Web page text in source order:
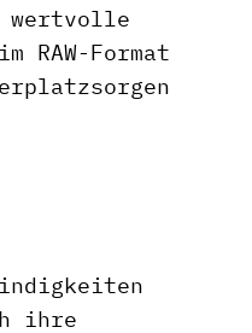
wertvolle
Format
ihre